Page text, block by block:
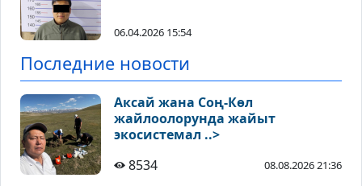
06.04.2026 15:54
Последние новости
Аксай жана Соң-Көл
жайлоолорунда жайыт
экосистемал ..>
8534
08.08.2026 21:36